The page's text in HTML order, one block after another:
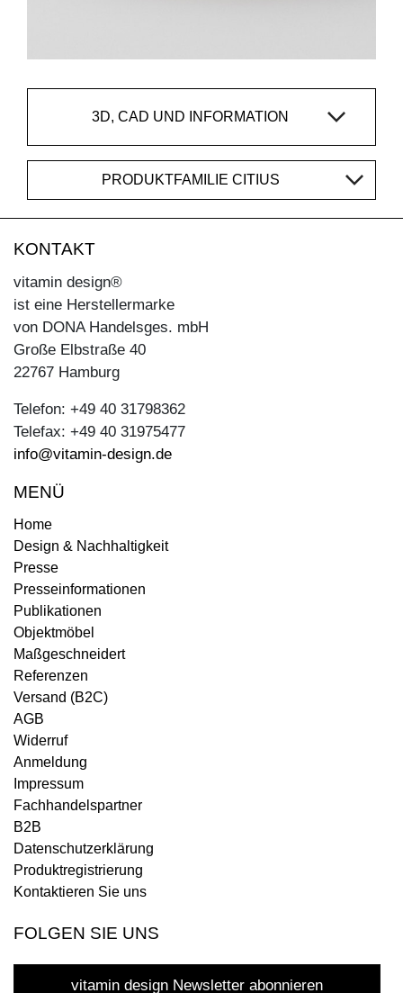
3D, CAD UND INFORMATION
PRODUKTFAMILIE CITIUS
KONTAKT
vitamin design®
ist eine Herstellermarke
von DONA Handelsges. mbH
Große Elbstraße 40
22767 Hamburg
Telefon: +49 40 31798362
Telefax: +49 40 31975477
info@vitamin-design.de
MENÜ
Home
Design & Nachhaltigkeit
Presse
Presseinformationen
Publikationen
Objektmöbel
Maßgeschneidert
Referenzen
Versand (B2C)
AGB
Widerruf
Anmeldung
Impressum
Fachhandelspartner
B2B
Datenschutzerklärung
Produktregistrierung
Kontaktieren Sie uns
FOLGEN SIE UNS
vitamin design Newsletter abonnieren